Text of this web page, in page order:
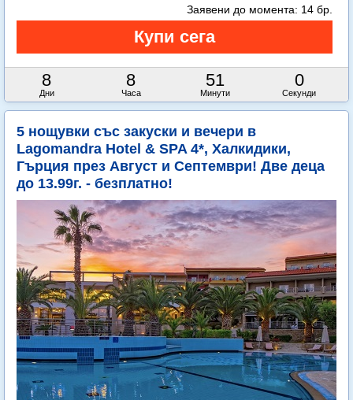
8
Дни
8
Часа
50
Минути
58
Секунди
Заявени до момента: 14 бр.
5 нощувки със закуски и вечери в
Lagomandra Hotel & SPA 4*, Халкидики,
Гърция през Август и Септември! Две деца
до 13.99г. - безплатно!